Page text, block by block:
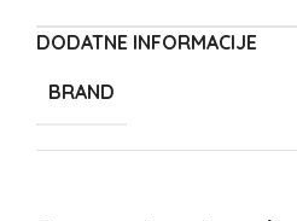
DODATNE INFORMACIJE
BRAND